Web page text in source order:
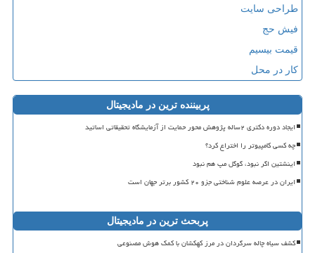
طراحی سایت
فیش حج
قیمت بیسیم
کار در محل
پربیننده ترین در مادیجیتال
ایجاد دوره دکتری ۲ساله پژوهش محور حمایت از آزمایشگاه تحقیقاتی اساتید
چه کسی کامپیوتر را اختراع کرد؟
اینشتین اگر نبود، گوگل مپ هم نبود
ایران در عرصه علوم شناختی جزو ۲۰ کشور برتر جهان است
پربحث ترین در مادیجیتال
کشف سیاه چاله سرگردان در مرز کهکشان با کمک هوش مصنوعی